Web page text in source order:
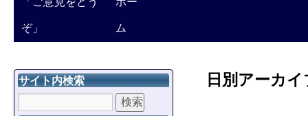
ぞ」 ム
日別アーカ
サイト内検索